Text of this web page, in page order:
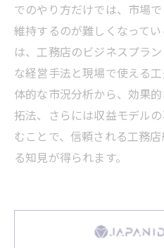
でのやり方だけでは、市場
維持するのが難しくなって
は、工務店のビジネスプラ
な経営手法と現場で使える
体的な市況分析から、効果
拓法、さらには収益モデル
むことで、信頼される工務
る知見が得られます。